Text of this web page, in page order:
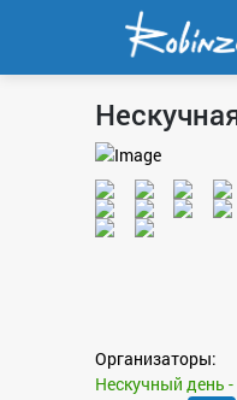
Организаторы:
Нескучный день